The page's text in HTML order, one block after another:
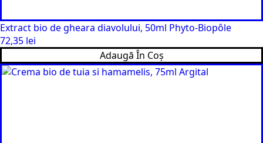
Extract bio de gheara diavolului, 50ml Phyto-Biopôle
72,35 lei
Adaugă În Coș